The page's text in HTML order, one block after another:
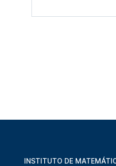
INSTITUTO DE